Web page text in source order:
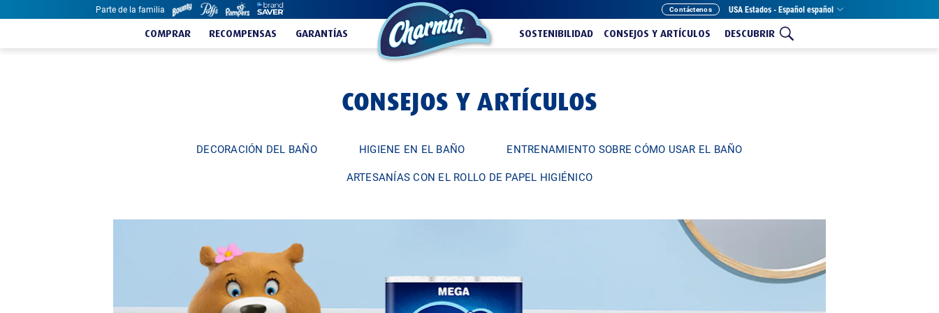
Parte de la familia Contáctenos USA Estados - Español español
COMPRAR RECOMPENSAS GARANTÍAS SOSTENIBILIDAD CONSEJOS Y ARTÍCULOS DESCUBRIR
CONSEJOS Y ARTÍCULOS
DECORACIÓN DEL BAÑO HIGIENE EN EL BAÑO ENTRENAMIENTO SOBRE CÓMO USAR EL BAÑO
ARTESANÍAS CON EL ROLLO DE PAPEL HIGIÉNICO